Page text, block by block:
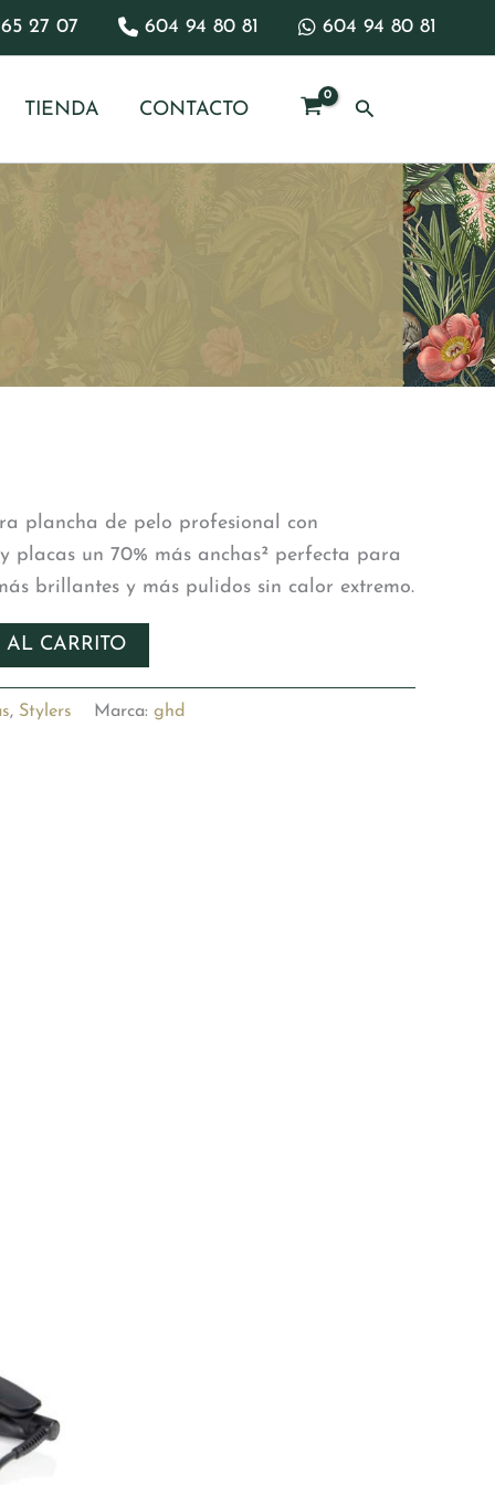
27 07 604 94 80 81 604 94 80 81
TIENDA CONTACTO Buscar
plancha de pelo profesional con
placas un 70% más anchas² perfecta para
brillantes y más pulidos sin calor extremo.
CARRITO
, Stylers Marca: ghd